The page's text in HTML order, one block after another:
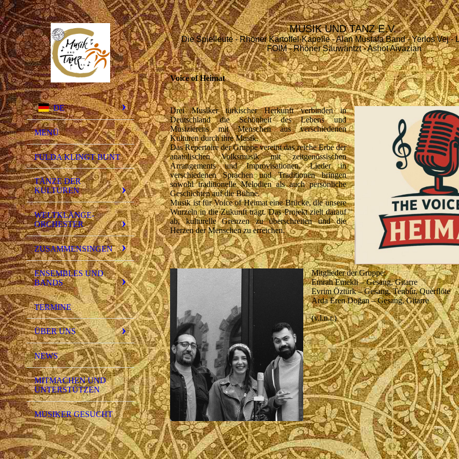
DE
MENÜ
FULDA KLINGT BUNT
TÄNZE DER
KULTUREN
WELTKLÄNGE-
ORCHESTER
ZUSAMMENSINGEN
ENSEMBLES UND
BANDS
TERMINE
ÜBER UNS
NEWS
MITMACHEN UND
UNTERSTÜTZEN
MUSIKER GESUCHT
MUSIK UND TANZ E.V.
Die Spielleute - Rhöner Kartoffel-Kapelle - Alan Mustafa Band - Yerlos Vej -
FOIM - Rhöner Säuwäntzt- Ashot Aivazian
Voice of Heimat
Drei Musiker türkischer Herkunft verbinden in
Deutschland die Schönheit des Lebens und
Musizierens mit Menschen aus verschiedenen
Kulturen durch ihre Musik.
Das Repertoire der Gruppe vereint das reiche Erbe der
anatolischen Volksmusik mit zeitgenössischen
Arrangements und Improvisationen. Lieder in
verschiedenen Sprachen und Traditionen bringen
sowohl traditionelle Melodien als auch persönliche
Geschichten auf die Bühne.
Musik ist für Voice of Heimat eine Brücke, die unsere
Wurzeln in die Zukunft trägt. Das Projekt zielt darauf
ab, kulturelle Grenzen zu überschreiten und die
Herzen der Menschen zu erreichen.
Mitglieder der Gruppe:
Emrah Emekli – Gesang, Gitarre
Evrim Öztürk – Gesang, Tenbûr, Querflöte
Arda Eren Doğan – Gesang, Gitarre
(v.l.n.r.)